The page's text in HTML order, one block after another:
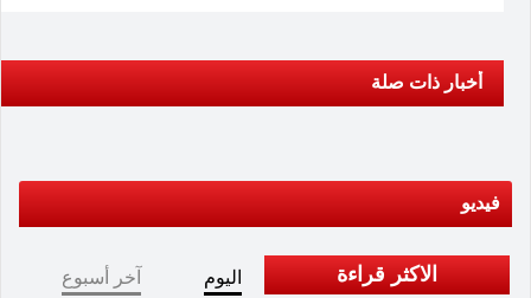
أخبار ذات صلة
فيديو
الاكثر قراءة اليوم آخر أسبوع